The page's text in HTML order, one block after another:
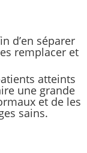
d’en séparer
remplacer et
atteints
une grande
et de les
sains.